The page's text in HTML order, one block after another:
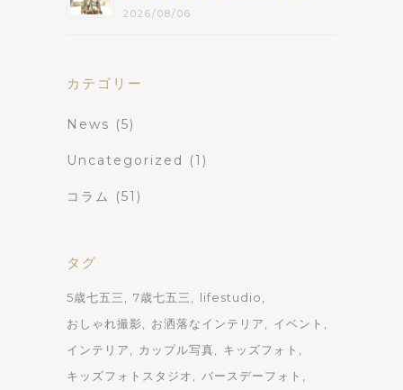
2026/08/06
カテゴリー
News (5)
Uncategorized (1)
コラム (51)
タグ
5歳七五三 7歳七五三
lifestudio
おしゃれ撮影
お洒落なインテリア
イベント
インテリア
カップル写真
キッズフォト
キッズフォトスタジオ
バースデーフォト